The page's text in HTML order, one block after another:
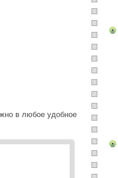
в любое удобное